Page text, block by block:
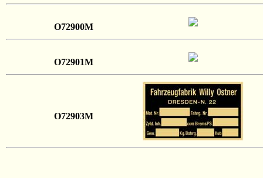
O72900M
O72901M
O72903M